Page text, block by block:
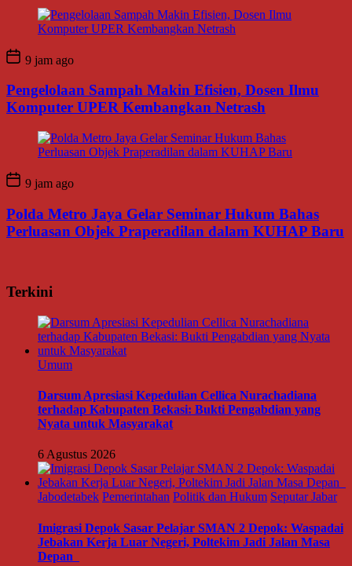
9 jam ago
Pengelolaan Sampah Makin Efisien, Dosen Ilmu
Komputer UPER Kembangkan Netrash
9 jam ago
Polda Metro Jaya Gelar Seminar Hukum Bahas
Perluasan Objek Praperadilan dalam KUHAP Baru
Terkini
Umum
Darsum Apresiasi Kepedulian Cellica Nurachadiana
terhadap Kabupaten Bekasi: Bukti Pengabdian yang
Nyata untuk Masyarakat
6 Agustus 2026
Jabodetabek Pemerintahan Politik dan Hukum Seputar Jabar
Imigrasi Depok Sasar Pelajar SMAN 2 Depok: Waspadai
Jebakan Kerja Luar Negeri, Poltekim Jadi Jalan Masa
Depan